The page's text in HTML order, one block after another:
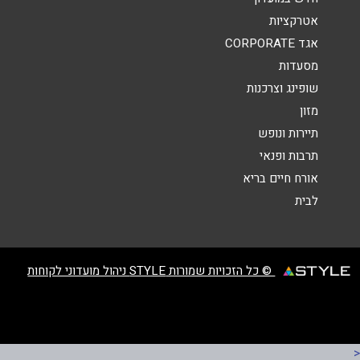
הודעה*
אטרקציות
אגד CORPORATE
מסעדות
שופינג וצרכנות
מזון
תיירות ונופש
תרבות ופנאי
אורח חיים בריא
לבית
© כל הזכויות שמורות STYLE ניהול מועדוני לקוחות
<